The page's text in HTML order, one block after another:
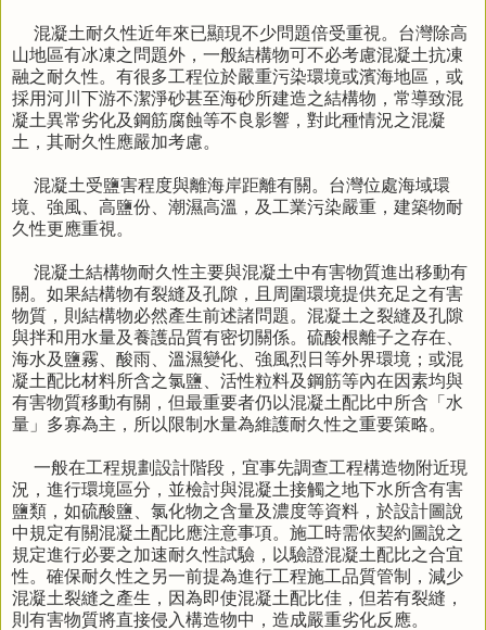
混凝土耐久性近年來已顯現不少問題倍受重視。台灣除高
山地區有冰凍之問題外，一般結構物可不必考慮混凝土抗凍
融之耐久性。有很多工程位於嚴重污染環境或濱海地區，或
採用河川下游不潔淨砂甚至海砂所建造之結構物，常導致混
凝土異常劣化及鋼筋腐蝕等不良影響，對此種情況之混凝
土，其耐久性應嚴加考慮。
混凝土受鹽害程度與離海岸距離有關。台灣位處海域環
境、強風、高鹽份、潮濕高溫，及工業污染嚴重，建築物耐
久性更應重視。
混凝土結構物耐久性主要與混凝土中有害物質進出移動有
關。如果結構物有裂縫及孔隙，且周圍環境提供充足之有害
物質，則結構物必然產生前述諸問題。混凝土之裂縫及孔隙
與拌和用水量及養護品質有密切關係。硫酸根離子之存在、
海水及鹽霧、酸雨、溫濕變化、強風烈日等外界環境；或混
凝土配比材料所含之氯鹽、活性粒料及鋼筋等內在因素均與
有害物質移動有關，但最重要者仍以混凝土配比中所含「水
量」多寡為主，所以限制水量為維護耐久性之重要策略。
一般在工程規劃設計階段，宜事先調查工程構造物附近現
況，進行環境區分，並檢討與混凝土接觸之地下水所含有害
鹽類，如硫酸鹽、氯化物之含量及濃度等資料，於設計圖說
中規定有關混凝土配比應注意事項。施工時需依契約圖說之
規定進行必要之加速耐久性試驗，以驗證混凝土配比之合宜
性。確保耐久性之另一前提為進行工程施工品質管制，減少
混凝土裂縫之產生，因為即使混凝土配比佳，但若有裂縫，
則有害物質將直接侵入構造物中，造成嚴重劣化反應。